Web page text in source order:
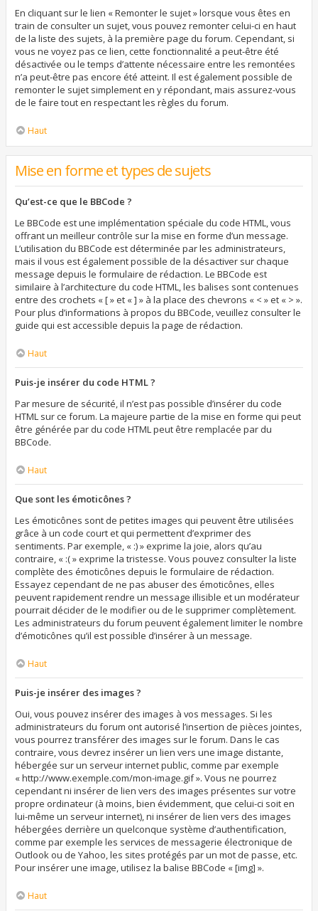
En cliquant sur le lien « Remonter le sujet » lorsque vous êtes en
train de consulter un sujet, vous pouvez remonter celui-ci en haut
de la liste des sujets, à la première page du forum. Cependant, si
vous ne voyez pas ce lien, cette fonctionnalité a peut-être été
désactivée ou le temps d’attente nécessaire entre les remontées
n’a peut-être pas encore été atteint. Il est également possible de
remonter le sujet simplement en y répondant, mais assurez-vous
de le faire tout en respectant les règles du forum.
Haut
Mise en forme et types de sujets
Qu’est-ce que le BBCode ?
Le BBCode est une implémentation spéciale du code HTML, vous
offrant un meilleur contrôle sur la mise en forme d’un message.
L’utilisation du BBCode est déterminée par les administrateurs,
mais il vous est également possible de la désactiver sur chaque
message depuis le formulaire de rédaction. Le BBCode est
similaire à l’architecture du code HTML, les balises sont contenues
entre des crochets « [ » et « ] » à la place des chevrons « < » et « > ».
Pour plus d’informations à propos du BBCode, veuillez consulter le
guide qui est accessible depuis la page de rédaction.
Haut
Puis-je insérer du code HTML ?
Par mesure de sécurité, il n’est pas possible d’insérer du code
HTML sur ce forum. La majeure partie de la mise en forme qui peut
être générée par du code HTML peut être remplacée par du
BBCode.
Haut
Que sont les émoticônes ?
Les émoticônes sont de petites images qui peuvent être utilisées
grâce à un code court et qui permettent d’exprimer des
sentiments. Par exemple, « :) » exprime la joie, alors qu’au
contraire, « :( » exprime la tristesse. Vous pouvez consulter la liste
complète des émoticônes depuis le formulaire de rédaction.
Essayez cependant de ne pas abuser des émoticônes, elles
peuvent rapidement rendre un message illisible et un modérateur
pourrait décider de le modifier ou de le supprimer complètement.
Les administrateurs du forum peuvent également limiter le nombre
d’émoticônes qu’il est possible d’insérer à un message.
Haut
Puis-je insérer des images ?
Oui, vous pouvez insérer des images à vos messages. Si les
administrateurs du forum ont autorisé l’insertion de pièces jointes,
vous pourrez transférer des images sur le forum. Dans le cas
contraire, vous devrez insérer un lien vers une image distante,
hébergée sur un serveur internet public, comme par exemple
« http://www.exemple.com/mon-image.gif ». Vous ne pourrez
cependant ni insérer de lien vers des images présentes sur votre
propre ordinateur (à moins, bien évidemment, que celui-ci soit en
lui-même un serveur internet), ni insérer de lien vers des images
hébergées derrière un quelconque système d’authentification,
comme par exemple les services de messagerie électronique de
Outlook ou de Yahoo, les sites protégés par un mot de passe, etc.
Pour insérer une image, utilisez la balise BBCode « [img] ».
Haut